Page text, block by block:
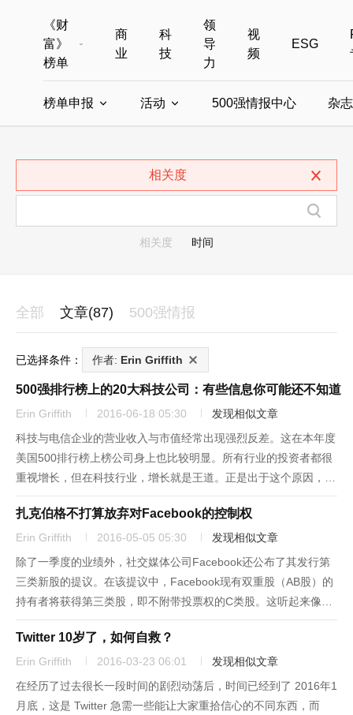
《财
富》
榜单
全部榜单
中国最具影响力商界女性
商
业
科
技
领
导
力
视
频
ESG
榜单申报 活动 500强情报中心 杂
相关度
相关度 时间
全部 文章(87) 500强情报
已选择条件： 作者: Erin Griffith
500强排行榜上的20大科技公司：有些信息你可能还不知道
Erin Griffith 2016-06-18 05:30
发现相似文章
科技与电信企业的营业收入与市值经常出现强烈反差。这在本年度
美国500排行榜上榜公司身上也比较明显。所有行业的投资者都很
重视增长，但在科技行业，增长就是王道。正是出于这个原因，收
入仅180亿美元的Facebook目前的市场估值为3320亿美元，在
《财富》500强中排名第85。而去年实现收入1030亿美...
扎克伯格不打算放弃对Facebook的控制权
Erin Griffith 2016-05-05 05:30
发现相似文章
除了一季度的业绩外，社交媒体公司Facebook还公布了其发行第
三类新股的提议。在该提议中，Facebook现有双重股（AB股）的
持有者将获得第三类股，即不附带投票权的C类股。这听起来像是
无聊的会计术语，但是我们有必要了解一下，像扎克伯格这样有钱
有势的首席执行官们如何利用这一方式来打造和维持其在公司...
Twitter 10岁了，如何自救？
Erin Griffith 2016-03-23 06:01
发现相似文章
在经历了过去很长一段时间的剧烈动荡后，时间已经到了 2016年1
月底，这是 Twitter 急需一些能让大家重拾信心的不同东西，而